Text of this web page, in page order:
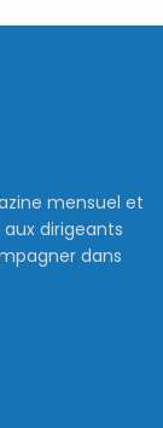
mensuel et
dirigeants
dans